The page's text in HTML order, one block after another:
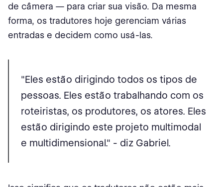
de câmera — para criar sua visão. Da mesma
forma, os tradutores hoje gerenciam várias
entradas e decidem como usá-las.
"Eles estão dirigindo todos os tipos de
pessoas. Eles estão trabalhando com os
roteiristas, os produtores, os atores. Eles
estão dirigindo este projeto multimodal
e multidimensional." - diz Gabriel.